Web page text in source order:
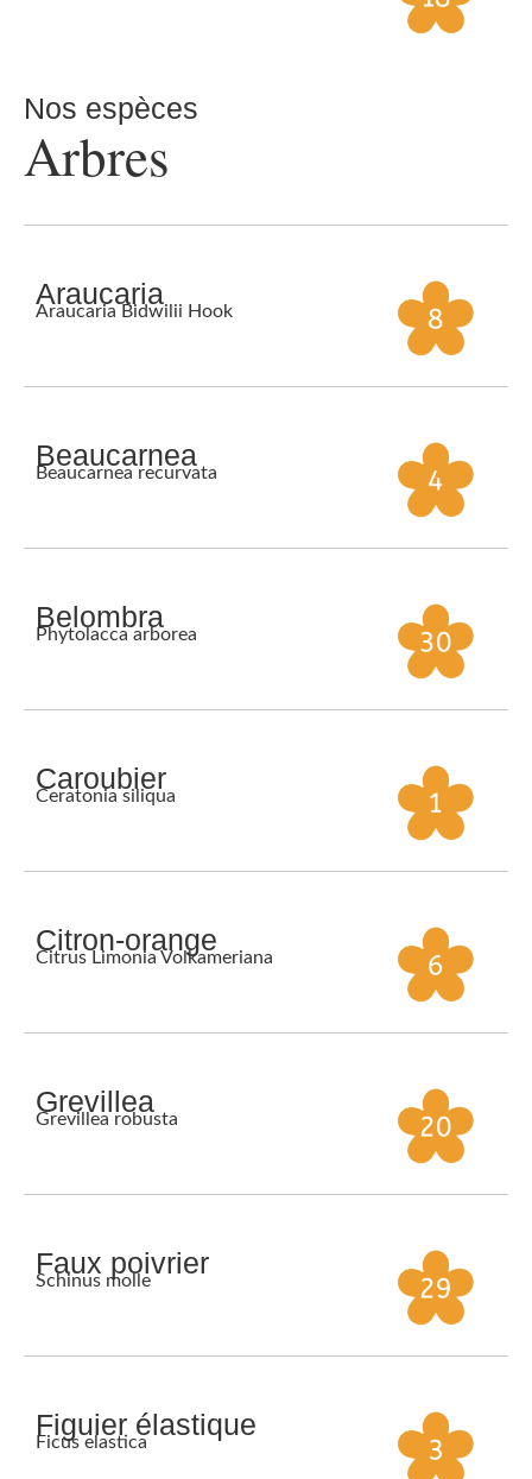
Nos espèces
Arbres
Araucaria
Araucaria Bidwilii Hook
Beaucarnea
Beaucarnea recurvata
Belombra
Phytolacca arborea
Caroubier
Ceratonia siliqua
Citron-orange
Citrus Limonia Volkameriana
Grevillea
Grevillea robusta
Faux poivrier
Schinus molle
Figuier élastique
Ficus elastica